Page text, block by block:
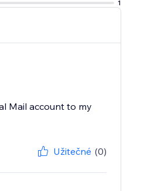
1
Mail account to my
Užitečné (0)